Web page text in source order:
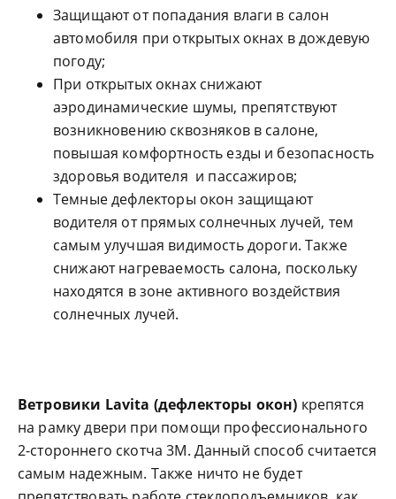
Защищают от попадания влаги в салон
автомобиля при открытых окнах в дождевую
погоду;
При открытых окнах снижают
аэродинамические шумы, препятствуют
возникновению сквозняков в салоне,
повышая комфортность езды и безопасность
здоровья водителя и пассажиров;
Темные дефлекторы окон защищают
водителя от прямых солнечных лучей, тем
самым улучшая видимость дороги. Также
снижают нагреваемость салона, поскольку
находятся в зоне активного воздействия
солнечных лучей.
Ветровики Lavita (дефлекторы окон) крепятся
на рамку двери при помощи профессионального
2-стороннего скотча 3M. Данный способ считается
самым надежным. Также ничто не будет